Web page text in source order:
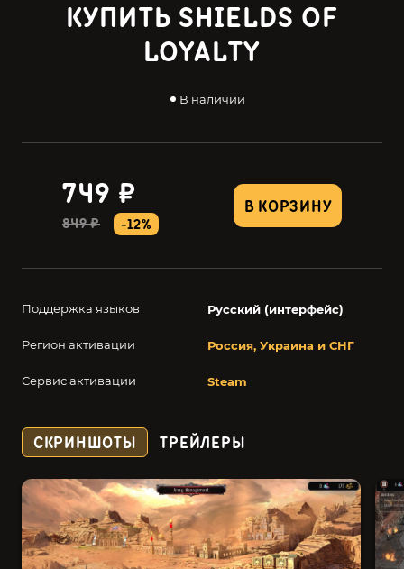
КУПИТЬ SHIELDS OF
LOYALTY
В наличии
В КОРЗИНУ
749 ₽
849 ₽ -12%
Поддержка языков Русский (интерфейс)
Регион активации Россия, Украина и СНГ
Сервис активации Steam
СКРИНШОТЫ ТРЕЙЛЕРЫ